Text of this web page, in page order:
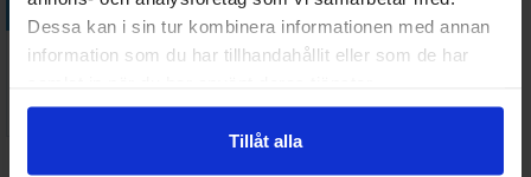
Dessa kan i sin tur kombinera informationen med annan
information som du har tillhandahållit eller som de har
Tillåt alla
Köp
Star Wars The Clone Wars
329 SEK